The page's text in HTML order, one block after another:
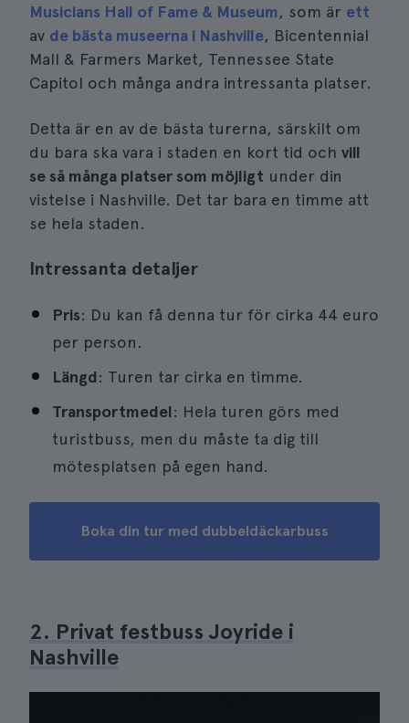
Musicians Hall of Fame & Museum, som är ett
av de bästa museerna i Nashville, Bicentennial
Mall & Farmers Market, Tennessee State
Capitol och många andra intressanta platser.
Detta är en av de bästa turerna, särskilt om
du bara ska vara i staden en kort tid och vill
se så många platser som möjligt under din
vistelse i Nashville. Det tar bara en timme att
se hela staden.
Intressanta detaljer
Pris: Du kan få denna tur för cirka 44 euro
per person.
Längd: Turen tar cirka en timme.
Transportmedel: Hela turen görs med
turistbuss, men du måste ta dig till
mötesplatsen på egen hand.
Boka din tur med dubbeldäckarbuss
2. Privat festbuss Joyride i
Nashville